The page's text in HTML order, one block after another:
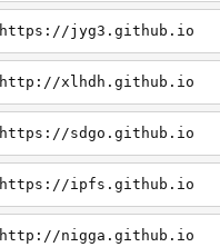
https://jyg3.github.io
http://xlhdh.github.io
https://sdgo.github.io
https://ipfs.github.io
http://nigga.github.io